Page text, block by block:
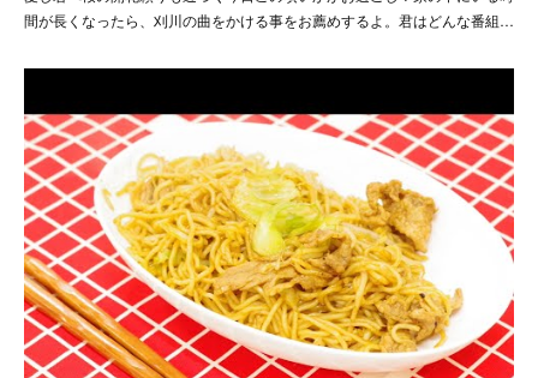
間が長くなったら、刈川の曲をかける事をお薦めするよ。君はどんな番組…